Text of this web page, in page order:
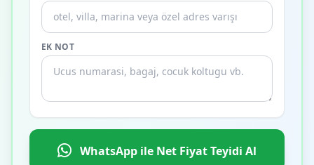
EK NOT
WhatsApp ile Net Fiyat Teyidi Al